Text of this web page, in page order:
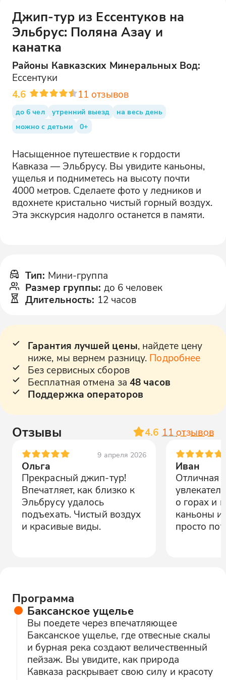
Джип-тур из Ессентуков на
Эльбрус: Поляна Азау и
канатка
Районы Кавказских Минеральных Вод:
Ессентуки
4.6
11 отзывов
до 6 чел утренний выезд
на весь день
можно с детьми
0+
Насыщенное путешествие к гордости
Кавказа — Эльбрусу. Вы увидите каньоны,
ущелья и подниметесь на высоту почти
4000 метров. Сделаете фото у ледников и
вдохнете кристально чистый горный воздух.
Эта экскурсия надолго останется в памяти.
Тип: Мини-группа
Размер группы: до 6 человек
Длительность: 12 часов
Гарантия лучшей цены, найдете цену
ниже, мы вернем разницу. Подробнее
Без сервисных сборов
Бесплатная отмена за 48 часов
Поддержка операторов
Отзывы 4.6 11 отзывов
9 апреля 2026
Ольга
Прекрасный джип-тур!
Впечатляет, как близко к
Эльбрусу удалось
подъехать. Чистый воздух
и красивые виды.
Иван
Отличная
о горах и
каньоны
просто
Программа
Баксанское ущелье
Вы поедете через впечатляющее
Баксанское ущелье, где отвесные скалы
и бурная река создают величественный
пейзаж. Вы увидите, как природа
Кавказа раскрывает свою силу и красоту